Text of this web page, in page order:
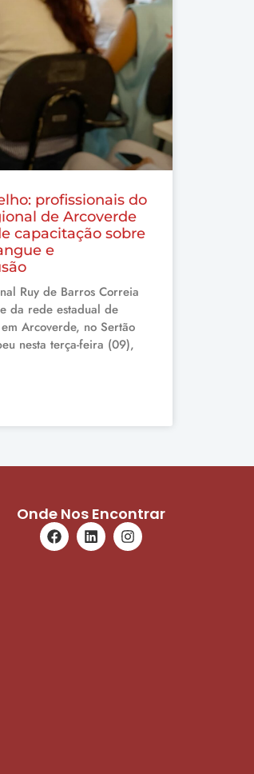
profissionais do
de Arcoverde
capacitação sobre
e
Ruy de Barros Correia
da rede estadual de
Arcoverde, no Sertão
nesta terça-feira (09),
Onde Nos Encontrar